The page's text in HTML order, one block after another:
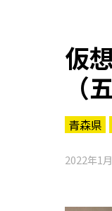
仮
（
青森県
2022年1